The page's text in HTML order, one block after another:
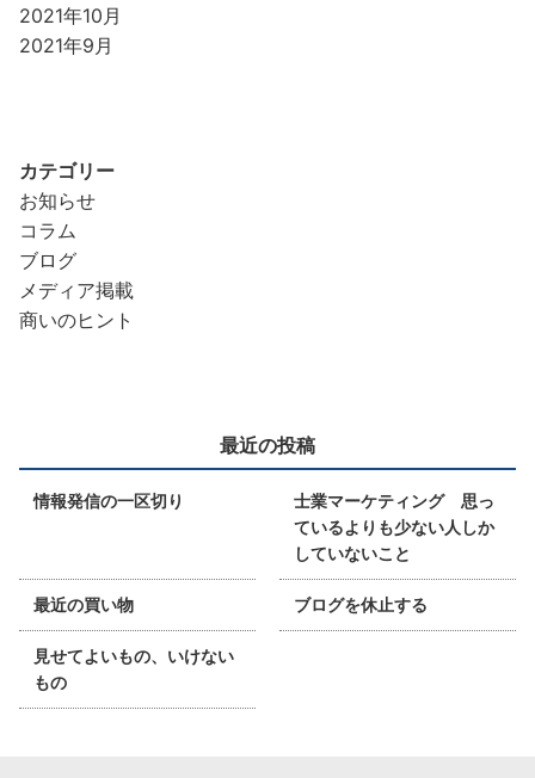
2021年10月
2021年9月
カテゴリー
お知らせ
コラム
ブログ
メディア掲載
商いのヒント
最近の投稿
情報発信の一区切り
士業マーケティング 思っ
ているよりも少ない人しか
していないこと
最近の買い物 ブログを休止する
見せてよいもの、いけない
もの